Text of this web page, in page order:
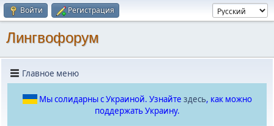
Войти Регистрация
Лингвофорум
Главное меню
Мы солидарны с Украиной. Узнайте здесь, как можно
поддержать Украину.